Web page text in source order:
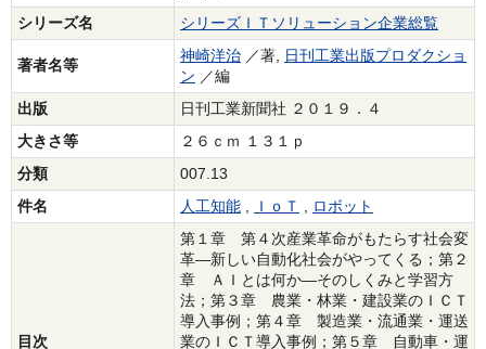
シリーズ名
シリーズＩＴソリューション企業総覧
著者名等
神崎洋治 ／著, 日刊工業出版プロダクショ
ン ／編
出版
日刊工業新聞社 ２０１９．４
大きさ等
２６ｃｍ １３１ｐ
分類
007.13
件名
人工知能 , ＩｏＴ , ロボット
目次
第１章 第４次産業革命がもたらす社会変
革―新しい自動化社会がやってくる；第２
章 ＡＩとは何か―そのしくみと学習方
法；第３章 農業・林業・建設業のＩＣＴ
導入事例；第４章 製造業・流通業・運送
業のＩＣＴ導入事例；第５章 自動車・運